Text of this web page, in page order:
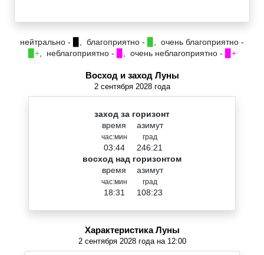
нейтрально - , благоприятно -
, очень благоприятно -
▉+, неблагоприятно - , очень неблагоприятно - ▉+
Восход и заход Луны
2 сентября 2028 года
заход за горизонт
время
час:мин
03:44
азимут
град
246:21
восход над горизонтом
время
час:мин
18:31
азимут
град
108:23
Характеристика Луны
2 сентября 2028 года на 12:00